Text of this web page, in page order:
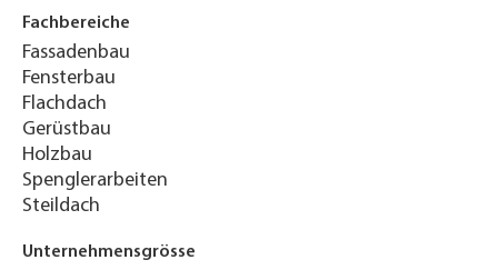
Fachbereiche
Fassadenbau
Fensterbau
Flachdach
Gerüstbau
Holzbau
Spenglerarbeiten
Steildach
Unternehmensgrösse